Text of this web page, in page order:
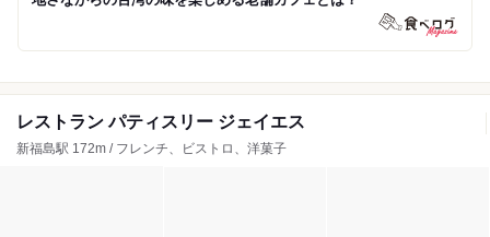
レストラン パティスリー ジェイエス
新福島駅 172m / フレンチ、ビストロ、洋菓子